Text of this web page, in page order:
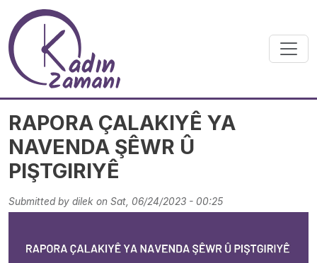
Skip to main content
RAPORA ÇALAKIYÊ YA
NAVENDA ŞÊWR Û
PIŞTGIRIYÊ
Submitted by dilek on Sat, 06/24/2023 - 00:25